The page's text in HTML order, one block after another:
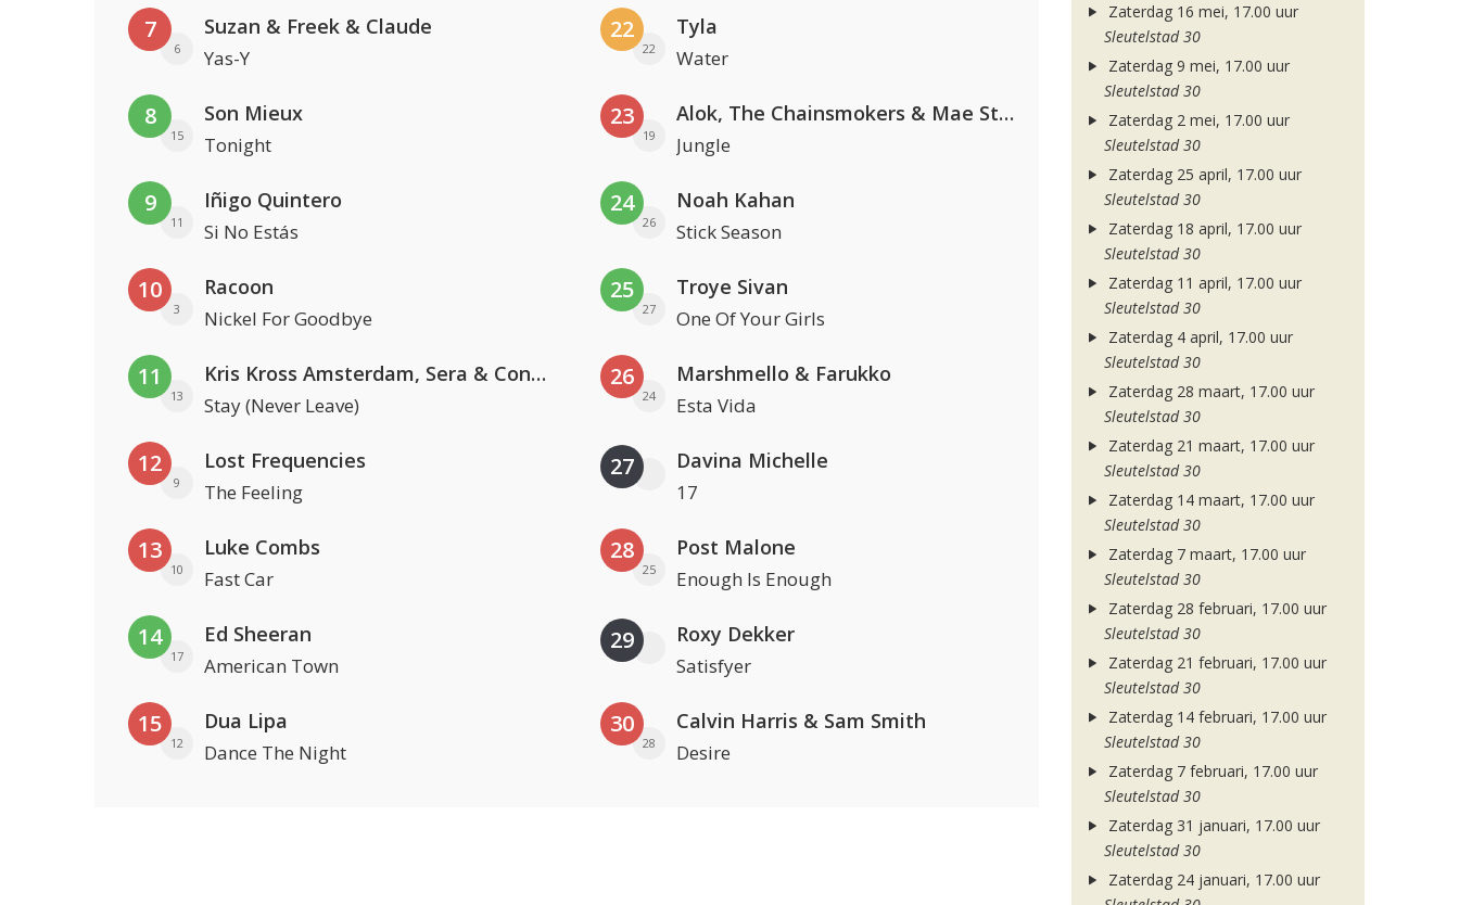
7
6
Suzan & Freek & Claude
Yas-Y
8
15
Son Mieux
Tonight
9
11
Iñigo Quintero
Si No Estás
10
3
Racoon
Nickel For Goodbye
11
13
Kris Kross Amsterdam, Sera & Conor Maynard
Stay (Never Leave)
12
9
Lost Frequencies
The Feeling
13
10
Luke Combs
Fast Car
14
17
Ed Sheeran
American Town
15
12
Dua Lipa
Dance The Night
22
22
Tyla
Water
23
19
Alok, The Chainsmokers & Mae Stephens
Jungle
24
26
Noah Kahan
Stick Season
25
27
Troye Sivan
One Of Your Girls
26
24
Marshmello & Farukko
Esta Vida
27 Davina Michelle
17
28
25
Post Malone
Enough Is Enough
29 Roxy Dekker
Satisfyer
30
28
Calvin Harris & Sam Smith
Desire
Zaterdag 16 mei, 17.00 uur
Sleutelstad 30
Zaterdag 9 mei, 17.00 uur
Sleutelstad 30
Zaterdag 2 mei, 17.00 uur
Sleutelstad 30
Zaterdag 25 april, 17.00 uur
Sleutelstad 30
Zaterdag 18 april, 17.00 uur
Sleutelstad 30
Zaterdag 11 april, 17.00 uur
Sleutelstad 30
Zaterdag 4 april, 17.00 uur
Sleutelstad 30
Zaterdag 28 maart, 17.00 uur
Sleutelstad 30
Zaterdag 21 maart, 17.00 uur
Sleutelstad 30
Zaterdag 14 maart, 17.00 uur
Sleutelstad 30
Zaterdag 7 maart, 17.00 uur
Sleutelstad 30
Zaterdag 28 februari, 17.00 uur
Sleutelstad 30
Zaterdag 21 februari, 17.00 uur
Sleutelstad 30
Zaterdag 14 februari, 17.00 uur
Sleutelstad 30
Zaterdag 7 februari, 17.00 uur
Sleutelstad 30
Zaterdag 31 januari, 17.00 uur
Sleutelstad 30
Zaterdag 24 januari, 17.00 uur